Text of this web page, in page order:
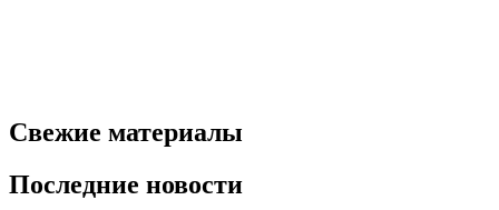
Свежие материалы
Последние новости